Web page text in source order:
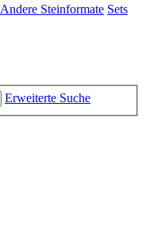
Andere Steinformate Sets
Erweiterte Suche